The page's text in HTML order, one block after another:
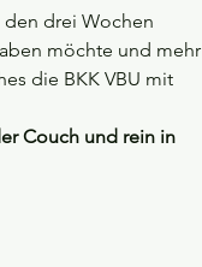
den drei Wochen
möchte und mehr
die BKK VBU mit
Couch und rein in